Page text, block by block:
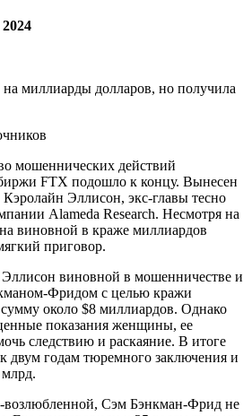
мошеннических действий
FTX подошло к концу. Вынесен
Эллисон, экс-главы тесно
Alameda Research. Несмотря на
виновной в краже миллиардов
приговор.
виновной в мошенничестве и
Фридом с целью кражи
сумму около $8 миллиардов. Однако
показания женщины, ее
следствию и раскаяние. В итоге
двум годам тюремного заключения и
млрд.
возлюбленной, Сэм Бэнкман-Фрид не